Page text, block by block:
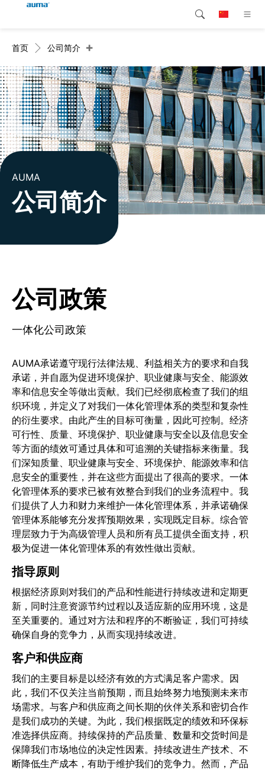
产品介绍
解决方案
下载
服务支持
公司简介
联系我们
Global
欧洲
亚太地区
北美
搜索
首页 公司简介 +
AUMA
公司简介
AUMA承诺遵守现行法律法规、利益相关方的要求和自我
承诺，并自愿为促进环境保护、职业健康与安全、能源效
率和信息安全等做出贡献。我们已经彻底检查了我们的组
织环境，并定义了对我们一体化管理体系的类型和复杂性
的衍生要求。由此产生的目标可衡量，因此可控制。经济
可行性、质量、环境保护、职业健康与安全以及信息安全
等方面的绩效可通过具体和可追溯的关键指标来衡量。我
们深知质量、职业健康与安全、环境保护、能源效率和信
息安全的重要性，并在这些方面提出了很高的要求。一体
化管理体系的要求已被有效整合到我们的业务流程中。我
们提供了人力和财力来维护一体化管理体系，并承诺确保
管理体系能够充分发挥预期效果，实现既定目标。综合管
理层致力于为高级管理人员和所有员工提供全面支持，积
极为促进一体化管理体系的有效性做出贡献。
指导原则
根据经济原则对我们的产品和性能进行持续改进和定期更
新，同时注意资源节约过程以及适应新的应用环境，这是
至关重要的。通过对方法和程序的不断验证，我们可持续
确保自身的竞争力，从而实现持续改进。
客户和供应商
我们的主要目标是以经济有效的方式满足客户需求。因
此，我们不仅关注当前预期，而且始终努力地预测未来市
场需求。与客户和供应商之间长期的伙伴关系和密切合作
是我们成功的关键。为此，我们根据既定的绩效和环保标
准选择供应商。持续保持的产品质量、数量和交货时间是
保障我们市场地位的决定性因素。持续改进生产技术、不
断降低生产成本，有助于维护我们的竞争力。然而，产品
公司政策
一体化公司政策